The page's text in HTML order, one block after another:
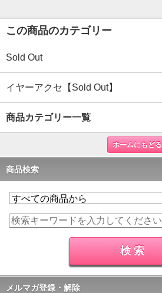
この商品のカテゴリー
Sold Out
イヤーアクセ【Sold Out】
商品カテゴリー一覧
ホームにもどる
商品検索
メルマガ登録・解除